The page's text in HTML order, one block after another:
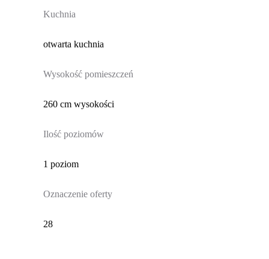
Kuchnia
otwarta kuchnia
Wysokość pomieszczeń
260 cm wysokości
Ilość poziomów
1 poziom
Oznaczenie oferty
28